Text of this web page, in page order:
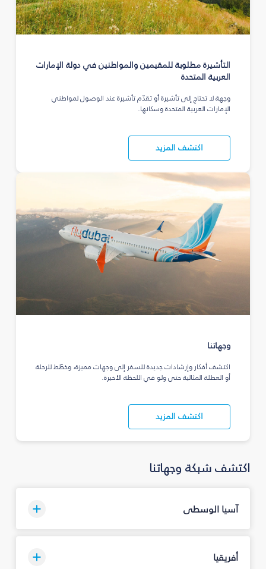
التأشيرة مطلوبة للمقيمين والمواطنين في دولة الإمارات
العربية المتحدة
وجهة لا تحتاج إلى تأشيرة أو تقدّم تأشيرة عند الوصول لمواطني
الإمارات العربية المتحدة وسكانها.
اكتشف المزيد
وجهاتنا
اكتشف أفكار وإرشادات جديدة للسفر إلى وجهات مميزة، وخطّط للرحلة
أو العطلة المثالية حتى ولو في اللحظة الأخيرة.
اكتشف المزيد
اكتشف شبكة وجهاتنا
آسيا الوسطى
أفريقيا